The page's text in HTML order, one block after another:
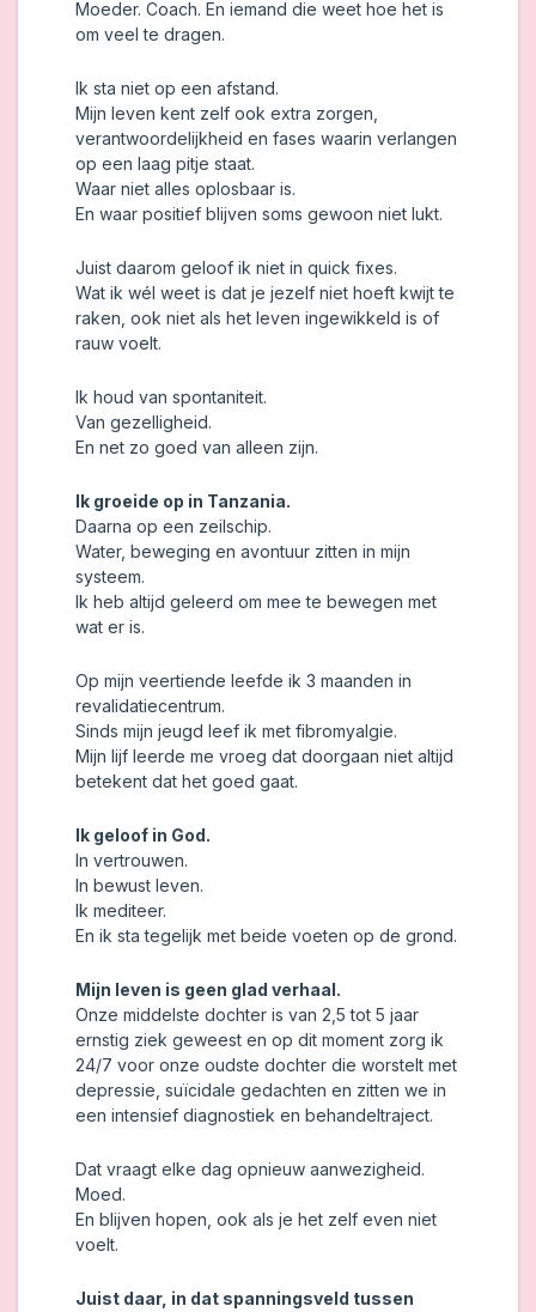
Moeder. Coach. En iemand die weet hoe het is
om veel te dragen.
Ik sta niet op een afstand.
Mijn leven kent zelf ook extra zorgen,
verantwoordelijkheid en fases waarin verlangen
op een laag pitje staat.
Waar niet alles oplosbaar is.
En waar positief blijven soms gewoon niet lukt.
Juist daarom geloof ik niet in quick fixes.
Wat ik wél weet is dat je jezelf niet hoeft kwijt te
raken, ook niet als het leven ingewikkeld is of
rauw voelt.
Ik houd van spontaniteit.
Van gezelligheid.
En net zo goed van alleen zijn.
Ik groeide op in Tanzania.
Daarna op een zeilschip.
Water, beweging en avontuur zitten in mijn
systeem.
Ik heb altijd geleerd om mee te bewegen met
wat er is.
Op mijn veertiende leefde ik 3 maanden in
revalidatiecentrum.
Sinds mijn jeugd leef ik met fibromyalgie.
Mijn lijf leerde me vroeg dat doorgaan niet altijd
betekent dat het goed gaat.
Ik geloof in God.
In vertrouwen.
In bewust leven.
Ik mediteer.
En ik sta tegelijk met beide voeten op de grond.
Mijn leven is geen glad verhaal.
Onze middelste dochter is van 2,5 tot 5 jaar
ernstig ziek geweest en op dit moment zorg ik
24/7 voor onze oudste dochter die worstelt met
depressie, suïcidale gedachten en zitten we in
een intensief diagnostiek en behandeltraject.
Dat vraagt elke dag opnieuw aanwezigheid.
Moed.
En blijven hopen, ook als je het zelf even niet
voelt.
Juist daar, in dat spanningsveld tussen